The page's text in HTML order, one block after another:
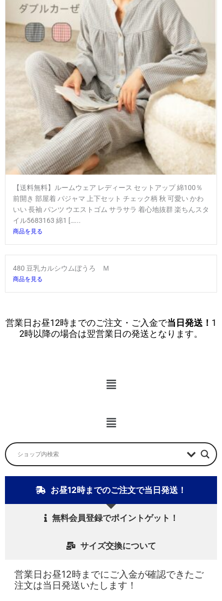
【送料無料】ルームウェア レディース セットアップ 綿100％
前開き 部屋着 パジャマ 上下セット チェック柄 秋 可愛い かわ
いい 長袖 パンツ ウエストゴム サラサラ 着心地抜群 楽ちんスタ
イル5683163 綿1 […...
商品を見る
480 豆乳カルシウムぼうろ Ｍ
商品を見る
営業日お昼12時までのご注文・ご入金で当日発送！ 1
2時以降の場合は翌営業日の発送となります。
メ
ニ
メ
ニ
ュ
お昼12時までのご注文で当日発送！
無料会員登録でポイントゲット！
サイズ交換について
営業日お昼12時までにご入金が確認できたご
注文は当日発送いたします！